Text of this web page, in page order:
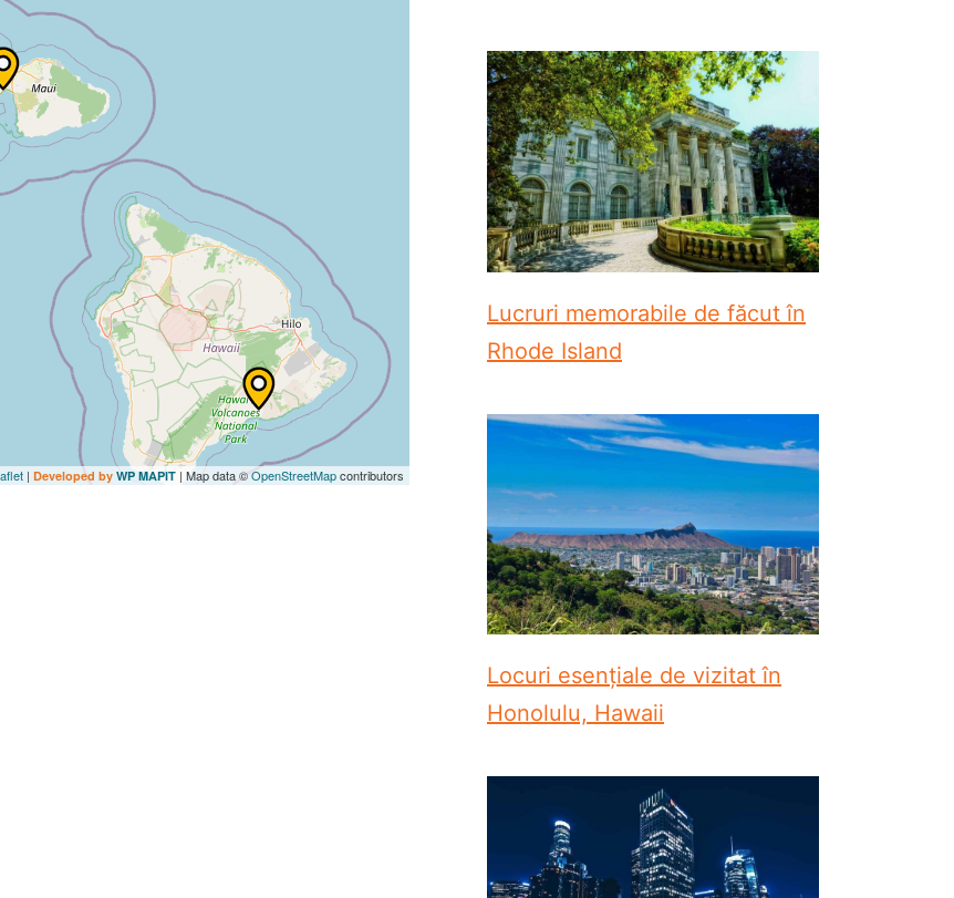
| Developed by WP MAPIT | Map data ©OpenStreetMapcontributors
Lucruri memorabile de făcut în
Rhode Island
Locuri esențiale de vizitat în
Honolulu, Hawaii